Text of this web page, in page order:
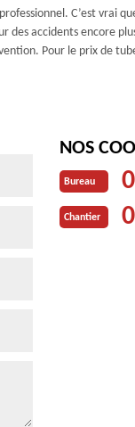
C’est vrai
accidents encore
Pour le prix de
NOS
Bureau
Chantier